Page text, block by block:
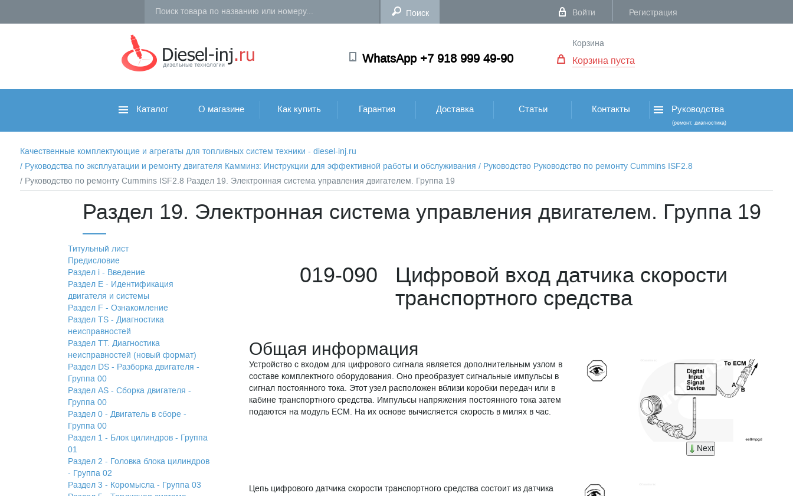
Войти Регистрация
WhatsApp +7 918 999 49-90
Корзина
Корзина пуста
Каталог О магазине Как купить Гарантия Доставка Статьи Контакты Руководства
(ремонт, диагностика)
Качественные комплектующие и агрегаты для топливных систем техники - diesel-inj.ru
/ Руководства по эксплуатации и ремонту двигателя Камминз: Инструкции для эффективной работы и обслуживания / Руководство Руководство по ремонту Cummins ISF2.8
/ Руководство по ремонту Cummins ISF2.8 Раздел 19. Электронная система управления двигателем. Группа 19
Раздел 19. Электронная система управления двигателем. Группа 19
Титульный лист
Предисловие
Раздел i - Введение
Раздел Е - Идентификация
двигателя и системы
Раздел F - Ознакомление
Раздел TS - Диагностика
неисправностей
Раздел TТ. Диагностика
неисправностей (новый формат)
Раздел DS - Разборка двигателя -
Группа 00
Раздел АS - Сборка двигателя -
Группа 00
Раздел 0 - Двигатель в сборе -
Группа 00
Раздел 1 - Блок цилиндров - Группа
01
Раздел 2 - Головка блока цилиндров
- Группа 02
Раздел 3 - Коромысла - Группа 03
019-090 Цифровой вход датчика скорости
транспортного средства
Общая информация
Устройство с входом для цифрового сигнала является дополнительным узлом в
составе комплектного оборудования. Оно преобразует сигнальные импульсы в
сигнал постоянного тока. Этот узел расположен вблизи коробки передач или в
кабине транспортного средства. Импульсы напряжения постоянного тока затем
подаются на модуль ECM. На их основе вычисляется скорость в милях в час.
Next
Цепь цифрового датчика скорости транспортного средства состоит из датчика